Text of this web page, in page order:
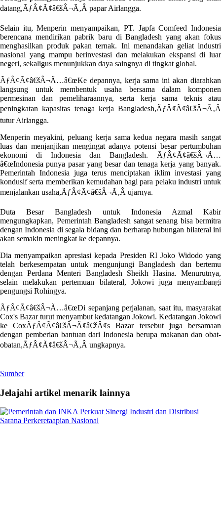
datang,ÃƒÂ¢Ã¢â€šÂ¬Ã‚Â papar Airlangga.
Selain itu, Menperin menyampaikan, PT. Japfa Comfeed Indonesia
berencana mendirikan pabrik baru di Bangladesh yang akan fokus
menghasilkan produk pakan ternak. Ini menandakan geliat industri
nasional yang mampu berinvestasi dan melakukan ekspansi di luar
negeri, sekaligus menunjukkan daya saingnya di tingkat global.
ÃƒÂ¢Ã¢â€šÂ¬Ã…â€œKe depannya, kerja sama ini akan diarahkan
langsung untuk membentuk usaha bersama dalam komponen
permesinan dan pemeliharaannya, serta kerja sama teknis atau
peningkatan kapasitas tenaga kerja Bangladesh,ÃƒÂ¢Ã¢â€šÂ¬Ã‚Â
tutur Airlangga.
Menperin meyakini, peluang kerja sama kedua negara masih sangat
luas dan menjanjikan mengingat adanya potensi besar pertumbuhan
ekonomi di Indonesia dan Bangladesh. ÃƒÂ¢Ã¢â€šÂ¬Ã…
â€œIndonesia punya pasar yang besar dan tenaga kerja yang banyak.
Pemerintah Indonesia juga terus menciptakan iklim investasi yang
kondusif serta memberikan kemudahan bagi para pelaku industri untuk
menjalankan usaha,ÃƒÂ¢Ã¢â€šÂ¬Ã‚Â ujarnya.
Duta Besar Bangladesh untuk Indonesia Azmal Kabir
mengungkapkan, Pemerintah Bangladesh sangat senang bisa bermitra
dengan Indonesia di segala bidang dan berharap hubungan bilateral ini
akan semakin meningkat ke depannya.
Dia menyampaikan apresiasi kepada Presiden RI Joko Widodo yang
telah berkesempatan untuk mengunjungi Bangladesh dan bertemu
dengan Perdana Menteri Bangladesh Sheikh Hasina. Menurutnya,
selain melakukan pertemuan bilateral, Jokowi juga menyambangi
pengungsi Rohingya.
ÃƒÂ¢Ã¢â€šÂ¬Ã…â€œDi sepanjang perjalanan, saat itu, masyarakat
Cox's Bazar turut menyambut kedatangan Jokowi. Kedatangan Jokowi
ke CoxÃƒÂ¢Ã¢â€šÂ¬Ã¢â€žÂ¢s Bazar tersebut juga bersamaan
dengan pemberian bantuan dari Indonesia berupa makanan dan obat-
obatan,ÃƒÂ¢Ã¢â€šÂ¬Ã‚Â ungkapnya.
Sumber
Jelajahi artikel menarik lainnya